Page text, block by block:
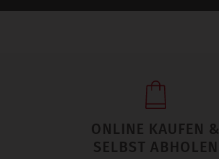
ONLINE KAUFEN &
SELBST ABHOLEN